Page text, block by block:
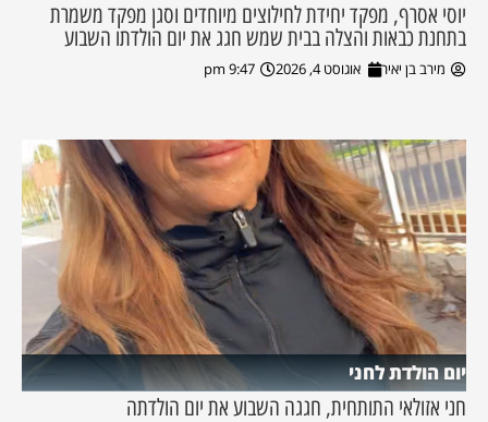
יוסי אסרף, מפקד יחידת לחילוצים מיוחדים וסגן מפקד משמרת
בתחנת כבאות והצלה בבית שמש חגג את יום הולדתו השבוע
מירב בן יאיר אוגוסט 4, 2026 9:47 pm
יום הולדת לחני
חני אזולאי התותחית, חגגה השבוע את יום הולדתה